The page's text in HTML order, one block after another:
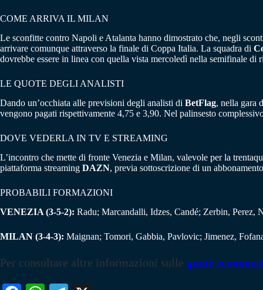
COME ARRIVA IL MILAN
Le sconfitte contro Napoli e Atalanta hanno dimostrato che, negli
arrivare comunque attraverso la finale di Coppa Italia. La squadra di
dovrebbe essere in linea con quella vista mercoledì nella semifinale di
LE QUOTE DEGLI ANALISTI
Dando un’occhiata alle previsioni degli analisti di BetFlag, nella gara
vengono pagati rispettivamente 4,75 e 3,90. Nel palinsesto
DOVE VEDERLA IN TV E STREAMING
L’incontro che mette di fronte Venezia e Milan, valevole per la
piattaforma streaming DAZN, previa sottoscrizione di un
PROBABILI FORMAZIONI
VENEZIA (3-5-2): Radu; Marcandalli, Idzes, Candé; Zerbin,
MILAN (3-4-3): Maignan; Tomori, Gabbia, Pavlovic; Jimenez,
Per consultare altre informazioni sulle quote